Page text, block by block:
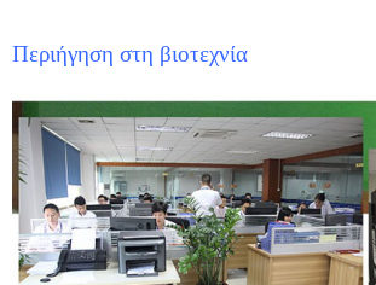
Περιήγηση στη βιοτεχνία